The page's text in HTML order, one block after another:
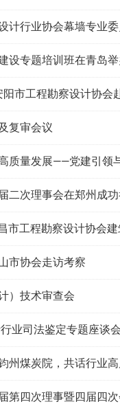
计行业协会幕墙专业
设专题培训班在青岛
市工程勘察设计协会
复审会议
质量发展——党建引领
二次理事会在郑州成
市工程勘察设计协会
市协会走访考察
）技术审查会
业司法鉴定专题座谈
州煤炭院，共话行业
第四次理事暨四届四